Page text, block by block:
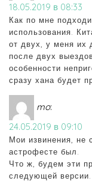
18.05.2019 в 08:33
Как по мне
использования.
от двух, у меня их
после двух
особенности
сразу хана будет
mo:
24.05.2019 в 09:10
Мои извинения, не
астрофесте был.
Что ж, будем эти
следующей версии.